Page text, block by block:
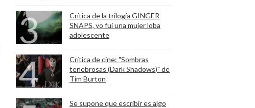
Crítica de la trilogía GINGER
SNAPS, yo fui una mujer loba
adolescente
Crítica de cine: "Sombras
tenebrosas (Dark Shadows)" de
Tim Burton
Se supone que escribir es algo